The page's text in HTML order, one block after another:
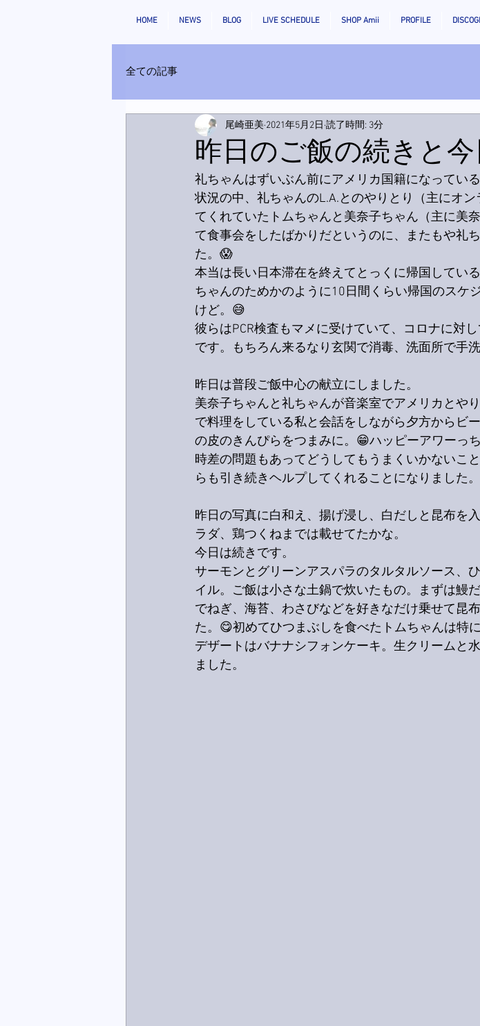
HOME NEWS BLOG LIVE SCHEDULE SHOP Amii PROFILE
全ての記事
昨日のご飯の続きと今
尾崎亜美 2021年5月2日 読了時間: 3分
礼ちゃんはずいぶん前にアメリカ国籍になってい
状況の中、礼ちゃんのL.A.とのやりとり（主にオ
てくれていたトムちゃんと美奈子ちゃん（主に美
て食事会をしたばかりだというのに、またもや礼
た。😱
本当は長い日本滞在を終えてとっくに帰国してい
ちゃんのためかのように10日間くらい帰国のスケ
けど。😅
彼らはPCR検査もマメに受けていて、コロナに対
です。もちろん来るなり玄関で消毒、洗面所で手
昨日は普段ご飯中心の献立にしました。
美奈子ちゃんと礼ちゃんが音楽室でアメリカとや
で料理をしている私と会話をしながら夕方からビ
の皮のきんぴらをつまみに。😁ハッピーアワーっ
時差の問題もあってどうしてもうまくいかないこ
らも引き続きヘルプしてくれることになりました。
昨日の写真に白和え、揚げ浸し、白だしと昆布を
ラダ、鶏つくねまでは載せてたかな。
今日は続きです。
サーモンとグリーンアスパラのタルタルソース、
イル。ご飯は小さな土鍋で炊いたもの。まずは鰻
でねぎ、海苔、わさびなどを好きなだけ乗せて昆
た。😋初めてひつまぶしを食べたトムちゃんは特
デザートはバナナシフォンケーキ。生クリームと
ました。